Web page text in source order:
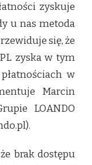
zyskuje
u nas metoda
się, że
zyska w tym
w
Marcin
LOANDO
brak dostępu